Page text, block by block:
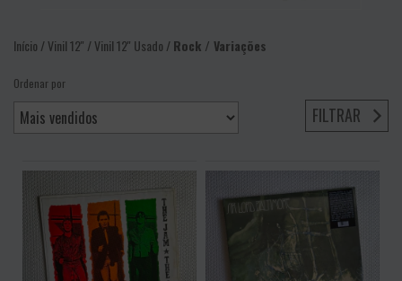
Início /Vinil 12'' /Vinil 12'' Usado /Rock / Variações
Ordenar por
FILTRAR